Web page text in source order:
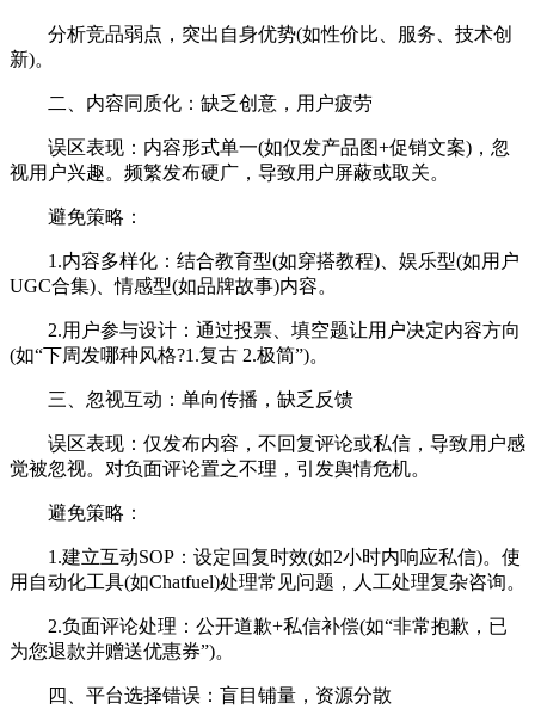
分析竞品弱点，突出自身优势(如性价比、服务、技术创
新)。
二、内容同质化：缺乏创意，用户疲劳
误区表现：内容形式单一(如仅发产品图+促销文案)，忽
视用户兴趣。频繁发布硬广，导致用户屏蔽或取关。
避免策略：
1.内容多样化：结合教育型(如穿搭教程)、娱乐型(如用户
UGC合集)、情感型(如品牌故事)内容。
2.用户参与设计：通过投票、填空题让用户决定内容方向
(如“下周发哪种风格?1.复古 2.极简”)。
三、忽视互动：单向传播，缺乏反馈
误区表现：仅发布内容，不回复评论或私信，导致用户感
觉被忽视。对负面评论置之不理，引发舆情危机。
避免策略：
1.建立互动SOP：设定回复时效(如2小时内响应私信)。使
用自动化工具(如Chatfuel)处理常见问题，人工处理复杂咨询。
2.负面评论处理：公开道歉+私信补偿(如“非常抱歉，已
为您退款并赠送优惠券”)。
四、平台选择错误：盲目铺量，资源分散